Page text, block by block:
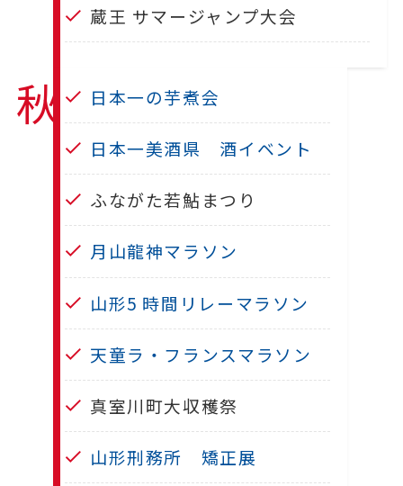
蔵王 サマージャンプ大会
秋 日本一の芋煮会
日本一美酒県 酒イベント
ふながた若鮎まつり
月山龍神マラソン
山形5 時間リレーマラソン
天童ラ・フランスマラソン
真室川町大収穫祭
山形刑務所 矯正展